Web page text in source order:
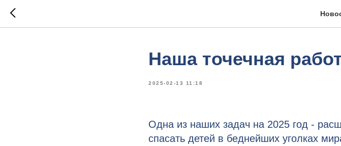
Наша точечная
2025-02-13 11:18
Одна из наших задач на 2025 год -
спасать детей в беднейших уголках